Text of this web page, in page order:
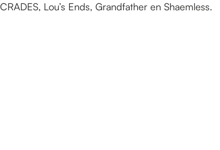
CRADES, Lou’s Ends, Grandfather en Shaemless.